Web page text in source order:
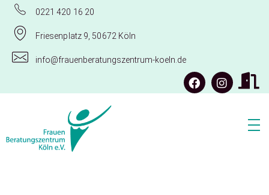
0221 420 16 20
Friesenplatz 9, 50672 Köln
info@frauenberatungszentrum-koeln.de